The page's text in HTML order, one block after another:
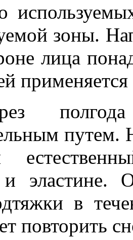
зоны.
лица
полгода
путем.
и эластине.
в
повторить